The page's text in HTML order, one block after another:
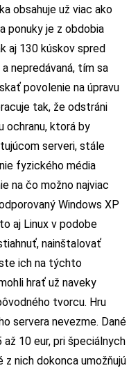
obsahuje už viac ako
ponuky je z obdobia
aj 130 kúskov spred
nepredávaná, tím sa
povolenie na úpravu
tak, že odstráni
ochranu, ktorá by
serveri, stále
fyzického média
na čo možno najviac
Windows XP
aj Linux v podobe
nainštalovať
ich na týchto
hrať už naveky
tvorcu. Hru
servera nevezme. Dané
10 eur, pri špeciálnych
z nich dokonca umožňujú